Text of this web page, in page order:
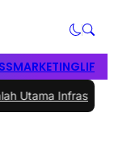
MARKETING
Utama Infrastruktur